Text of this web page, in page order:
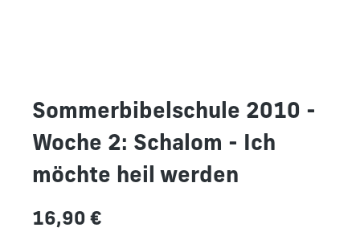
Sommerbibelschule 2010 -
Woche 2: Schalom - Ich
möchte heil werden
Regulärer Preis:
16,90 €